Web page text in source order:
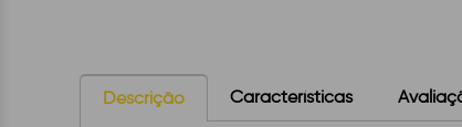
Descrição Características